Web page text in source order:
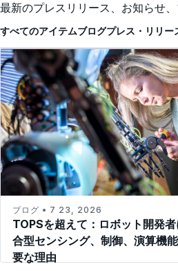
最新のプレスリリース、お知らせ、
すべてのアイテムブログプレス・リリー
TOPSを超えて：ロボット開発
合型センシング、制御、演算機
要な理由
ブログ • 7 23, 2026